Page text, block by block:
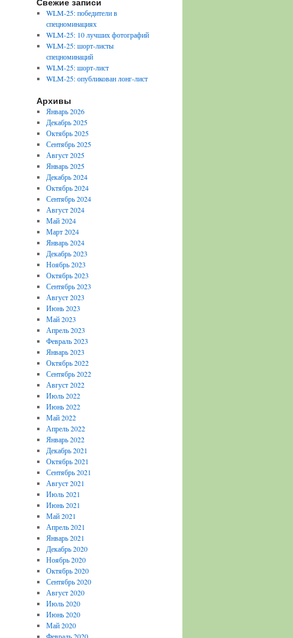
WLM-25: победители в
спецноминациях
WLM-25: 10 лучших фотографий
WLM-25: шорт-листы
спецноминаций
WLM-25: шорт-лист
WLM-25: опубликован лонг-лист
Архивы
Январь 2026
Декабрь 2025
Октябрь 2025
Сентябрь 2025
Август 2025
Январь 2025
Декабрь 2024
Октябрь 2024
Сентябрь 2024
Август 2024
Май 2024
Март 2024
Январь 2024
Декабрь 2023
Ноябрь 2023
Октябрь 2023
Сентябрь 2023
Август 2023
Июнь 2023
Май 2023
Апрель 2023
Февраль 2023
Январь 2023
Октябрь 2022
Сентябрь 2022
Август 2022
Июль 2022
Июнь 2022
Май 2022
Апрель 2022
Январь 2022
Декабрь 2021
Октябрь 2021
Сентябрь 2021
Август 2021
Июль 2021
Июнь 2021
Май 2021
Апрель 2021
Январь 2021
Декабрь 2020
Ноябрь 2020
Октябрь 2020
Сентябрь 2020
Август 2020
Июль 2020
Июнь 2020
Май 2020